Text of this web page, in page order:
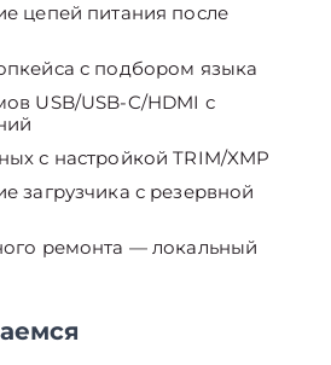
цепей питания после
с подбором языка
USB/USB-C/HDMI с
с настройкой TRIM/XMP
загрузчика с резервной
ремонта — локальный